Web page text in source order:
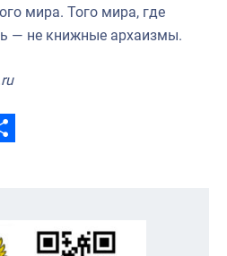
мира. Того мира, где
— не книжные архаизмы.